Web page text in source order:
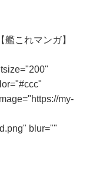
これマンガ】
my-
blur=""